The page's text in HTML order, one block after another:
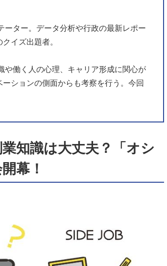
ーター。データ分析や行政の最新レポー
イズ出題者。
や働く人の心理、キャリア形成に関心が
ションの側面からも考察を行う。今回
知識は大丈夫？「オシ
幕！